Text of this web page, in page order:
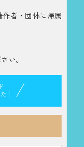
者・団体に帰属
い。
！